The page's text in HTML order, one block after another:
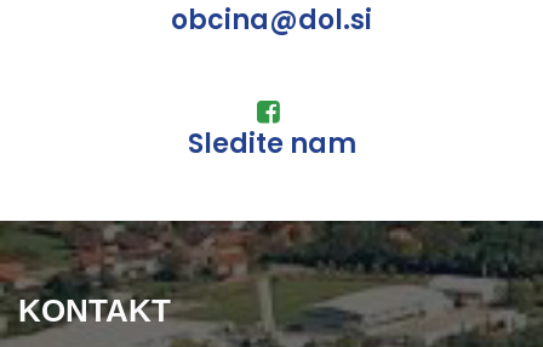
obcina@dol.si
Sledite nam
KONTAKT